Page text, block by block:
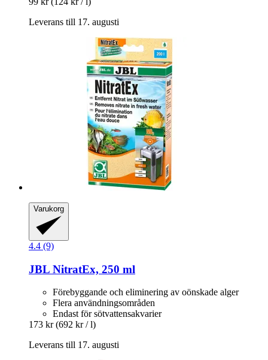
Leverans till 17. augusti
Varukorg
4.4 (9)
JBL NitratEx, 250 ml
Förebyggande och eliminering av oönskade alger
Flera användningsområden
Endast för sötvattensakvarier
173 kr (692 kr / l)
Leverans till 17. augusti